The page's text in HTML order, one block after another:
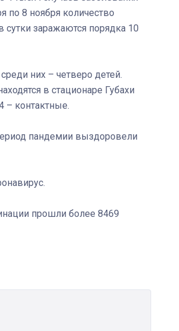
по 8 ноября количество
сутки заражаются порядка 10
них – четверо детей.
в стационаре Губахи
– контактные.
пандемии выздоровели
прошли более 8469
Штурмовик огня. Казак Алексей
реальностью свою детскую